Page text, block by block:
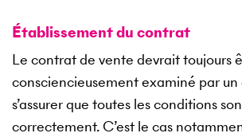
Établissement du contrat
Le contrat de vente devrait toujours
consciencieusement examiné par
s’assurer que toutes les conditions
correctement. C’est le cas